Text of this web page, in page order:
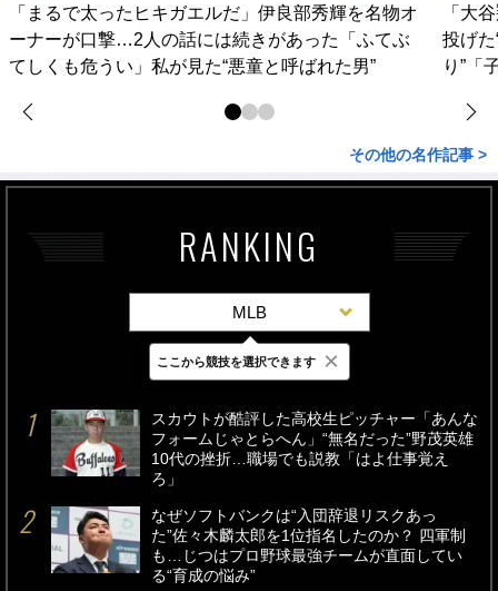
「まるで太ったヒキガエルだ」伊良部秀輝を名物オ
ーナーが口撃…2人の話には続きがあった「ふてぶ
てしくも危うい」私が見た“悪童と呼ばれた男”
「大
投げ
り”「
その他の名作記事 >
RANKING
MLB
最新 24時間 週間
スカウトが酷評した高校生ピッチャー「あんな
フォームじゃとらへん」“無名だった”野茂英雄
10代の挫折…職場でも説教「はよ仕事覚え
ろ」
なぜソフトバンクは“入団辞退リスクあっ
た”佐々木麟太郎を1位指名したのか？ 四軍制
も…じつはプロ野球最強チームが直面してい
る“育成の悩み”
ここから競技を選択できます ×